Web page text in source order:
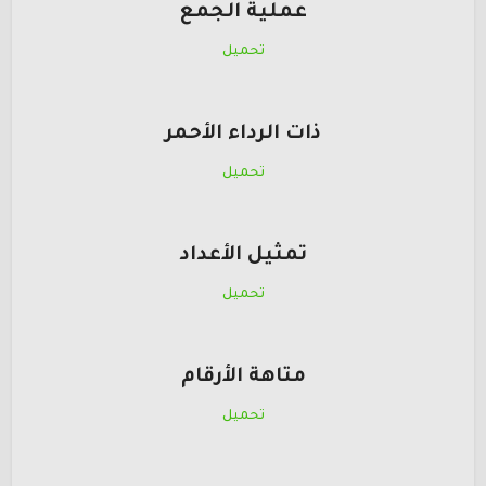
عملية الجمع
تحميل
ذات الرداء الأحمر
تحميل
تمثيل الأعداد
تحميل
متاهة الأرقام
تحميل